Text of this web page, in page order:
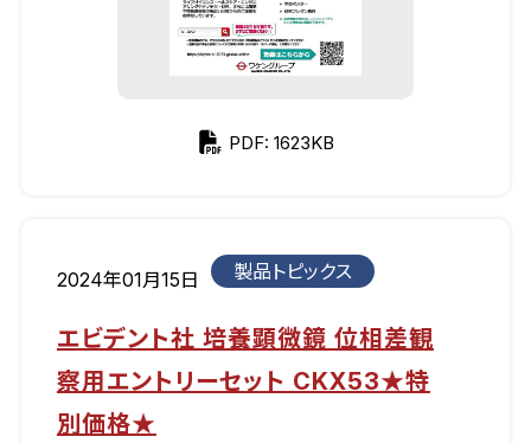
PDF: 1623KB
2024年01月15日 製品トピックス
エビデント社 培養顕微鏡 位相差観
察用エントリーセット CKX53★特
別価格★